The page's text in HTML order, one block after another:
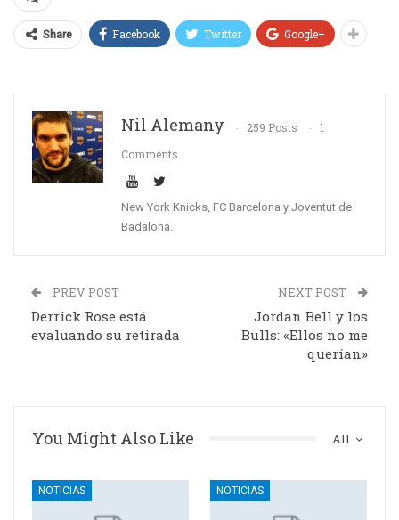
Share Facebook Twitter Google+
Nil Alemany 259 Posts
1
Comments
New York Knicks, FC Barcelona y Joventut de
Badalona.
PREV POST
Derrick Rose está
evaluando su retirada
NEXT POST
Jordan Bell y los
Bulls: «Ellos no me
querían»
All
You Might Also Like
NOTICIAS NOTICIAS